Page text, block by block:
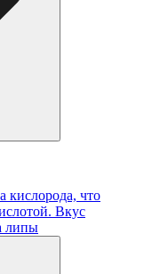
кислорода, что
Вкус
липы